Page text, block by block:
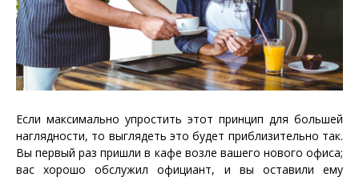
Если максимально упростить этот принцип для большей
наглядности, то выглядеть это будет приблизительно так.
Вы первый раз пришли в кафе возле вашего нового офиса;
вас хорошо обслужил официант, и вы оставили ему